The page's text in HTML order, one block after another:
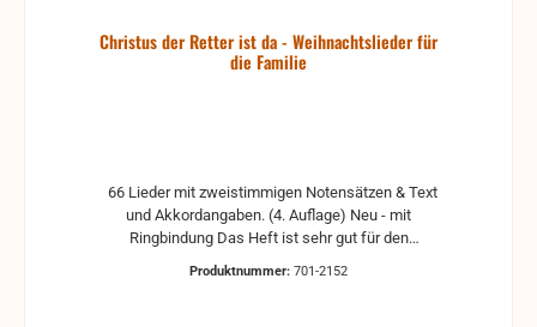
Christus der Retter ist da - Weihnachtslieder für
die Familie
und Akkordangaben. (4. Auflage) Neu - mit
Ringbindung Das Heft ist sehr gut für den
Produktnummer: 701-2152